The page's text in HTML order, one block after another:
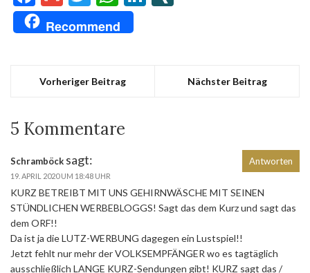
Recommend
Vorheriger Beitrag Nächster Beitrag
5 Kommentare
Schramböck sagt:
19. APRIL 2020 UM 18:48 UHR
KURZ BETREIBT MIT UNS GEHIRNWÄSCHE MIT SEINEN
STÜNDLICHEN WERBEBLOGGS! Sagt das dem Kurz und sagt das
dem ORF!!
Da ist ja die LUTZ-WERBUNG dagegen ein Lustspiel!!
Jetzt fehlt nur mehr der VOLKSEMPFÄNGER wo es tagtäglich
ausschließlich LANGE KURZ-Sendungen gibt! KURZ sagt das /
Antworten